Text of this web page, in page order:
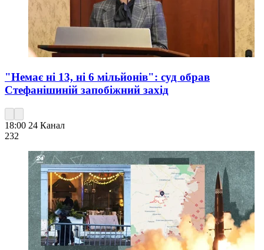
"Немає ні 13, ні 6 мільйонів": суд обрав
Стефанішиній запобіжний захід
18:00 24 Канал
232